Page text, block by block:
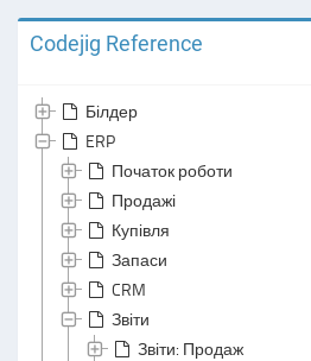
Codejig Reference
Білдер
ERP
Початок роботи
Продажі
Купівля
Запаси
CRM
Звіти
Звіти: Продаж